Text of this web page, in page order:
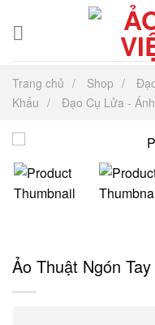
đến
Trang chủ Shop
Khấu
Đạo Cụ Lửa -
Ảo Thuật Ngón